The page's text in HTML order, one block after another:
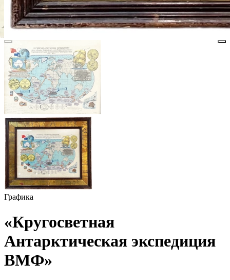
Графика
«Кругосветная
Антарктическая экспедиция
ВМФ»